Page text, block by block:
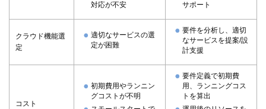
対応が不安
サポート
クラウド機能選
定
適切なサービスの選
定が困難
要件を分析し、適切
なサービスを提案/設
計支援
コスト
初期費用やランニン
グコストが不明
要件定義で初期費
用、ランニングコス
トを算出